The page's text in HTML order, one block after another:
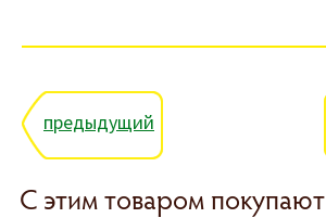
предыдущий
С этим товаром покупают